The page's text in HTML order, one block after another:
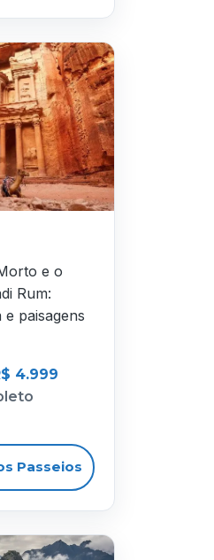
e o
Rum:
paisagens
4.999
Passeios